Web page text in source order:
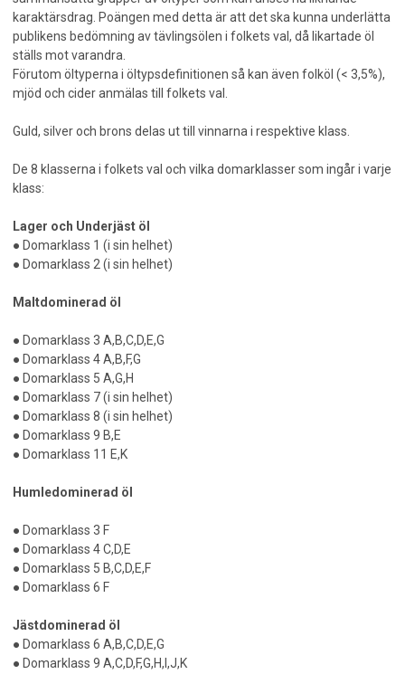
karaktärsdrag. Poängen med detta är att det ska kunna underlätta
publikens bedömning av tävlingsölen i folkets val, då likartade öl
ställs mot varandra.
Förutom öltyperna i öltypsdefinitionen så kan även folköl (< 3,5%),
mjöd och cider anmälas till folkets val.
Guld, silver och brons delas ut till vinnarna i respektive klass.
De 8 klasserna i folkets val och vilka domarklasser som ingår i varje
klass:
Lager och Underjäst öl
● Domarklass 1 (i sin helhet)
● Domarklass 2 (i sin helhet)
Maltdominerad öl
● Domarklass 3 A,B,C,D,E,G
● Domarklass 4 A,B,F,G
● Domarklass 5 A,G,H
● Domarklass 7 (i sin helhet)
● Domarklass 8 (i sin helhet)
● Domarklass 9 B,E
● Domarklass 11 E,K
Humledominerad öl
● Domarklass 3 F
● Domarklass 4 C,D,E
● Domarklass 5 B,C,D,E,F
● Domarklass 6 F
Jästdominerad öl
● Domarklass 6 A,B,C,D,E,G
● Domarklass 9 A,C,D,F,G,H,I,J,K